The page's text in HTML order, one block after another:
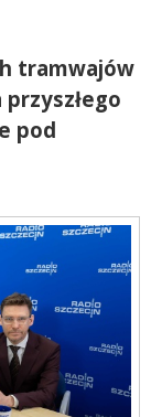
tramwajów
pod